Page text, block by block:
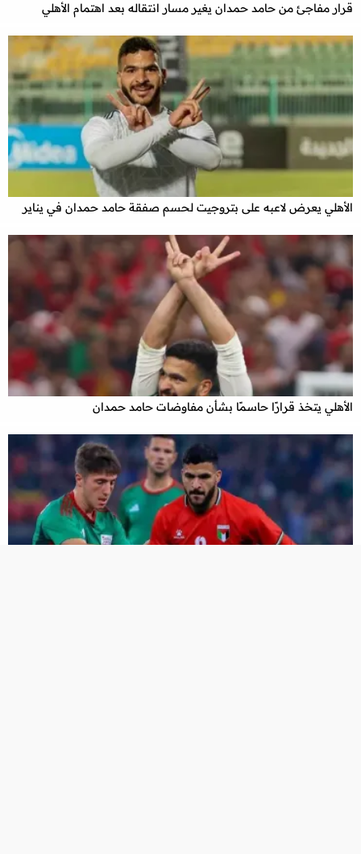
قرار مفاجئ من حامد حمدان يغير مسار انتقاله بعد اهتمام الأهلي
الأهلي يعرض لاعبه على بتروجيت لحسم صفقة حامد حمدان في يناير
الأهلي يتخذ قرارًا حاسمًا بشأن مفاوضات حامد حمدان
x